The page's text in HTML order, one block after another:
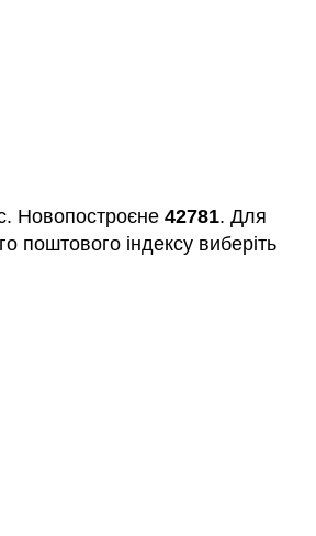
Новопостроєне 42781. Для
поштового індексу виберіть